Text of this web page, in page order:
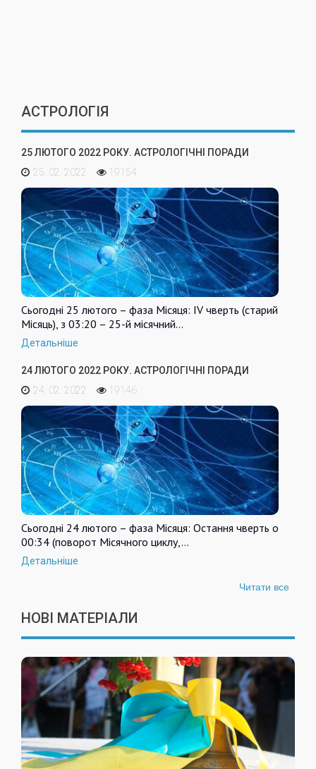
АСТРОЛОГІЯ
25 ЛЮТОГО 2022 РОКУ. АСТРОЛОГІЧНІ ПОРАДИ
25. 02. 2022
19154
Сьогодні 25 лютого – фаза Місяця: IV чверть (старий
Місяць), з 03:20 – 25-й місячний…
Детальніше
24 ЛЮТОГО 2022 РОКУ. АСТРОЛОГІЧНІ ПОРАДИ
24. 02. 2022
19146
Сьогодні 24 лютого – фаза Місяця: Остання чверть о
00:34 (поворот Місячного циклу,…
Детальніше
Читати все
НОВІ МАТЕРІАЛИ